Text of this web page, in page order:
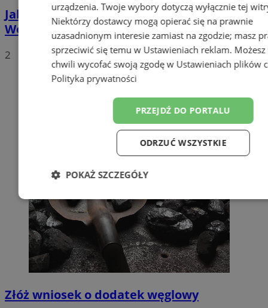
Jak uzyskać Kartę Dużej Rodziny w
Wodzisławiu? Poznaj plusy jej posiadania
2
Złóż wniosek o dodatek węglowy
urządzenia. Twoje wybory dotyczą wyłącznie tej
Niektórzy dostawcy mogą opierać się na prawnie
uzasadnionym interesie zamiast na zgodzie; masz
sprzeciwić się temu w Ustawieniach reklam.
chwili wycofać swoją zgodę w Ustawieniach plików
Polityka prywatności
PRZEJDŹ DO PORTALU
ODRZUĆ WSZYSTKIE
POKAŻ SZCZEGÓŁY
Niezbędne Wydajność
Funkcjonalność